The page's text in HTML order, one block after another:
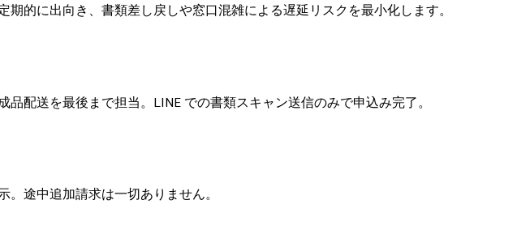
的に出向き、書類差し戻しや窓口混雑による遅延リスクを最小化します。
配送を最後まで担当。LINE での書類スキャン送信のみで申込み完了。
途中追加請求は一切ありません。